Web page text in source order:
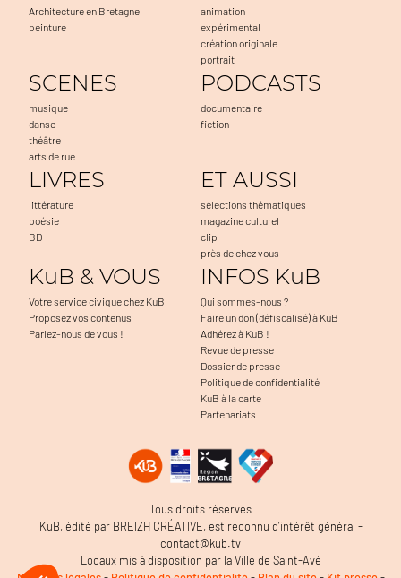
Architecture en Bretagne
peinture
animation
expérimental
création originale
portrait
SCENES
musique
danse
théâtre
arts de rue
PODCASTS
documentaire
fiction
LIVRES
littérature
poésie
BD
ET AUSSI
sélections thématiques
magazine culturel
clip
près de chez vous
KuB & VOUS
Votre service civique chez KuB
Proposez vos contenus
Parlez-nous de vous !
INFOS KuB
Qui sommes-nous ?
Faire un don (défiscalisé) à KuB
Adhérez à KuB !
Revue de presse
Dossier de presse
Politique de confidentialité
KuB à la carte
Partenariats
Tous droits réservés
KuB, édité par BREIZH CRÉATIVE, est reconnu d’intérêt général -
contact@kub.tv
Locaux mis à disposition par la Ville de Saint-Avé